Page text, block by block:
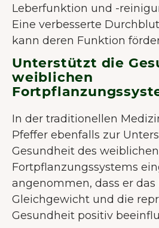
Leberfunktion und -
Eine verbesserte
kann deren Funktion
Unterstützt die
weiblichen
In der traditionellen
Pfeffer ebenfalls zur
Gesundheit des weiblichen
Fortpflanzungssystems
angenommen, dass er
Gleichgewicht und die
Gesundheit positiv